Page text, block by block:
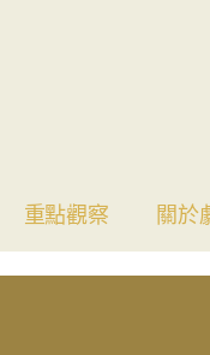
重點觀察 關於